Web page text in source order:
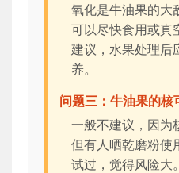
氧化是牛油果的大
可以尽快食用或真
建议，水果处理后
养。
问题三：牛油果的核
一般不建议，因为
但有人晒乾磨粉使
试过，觉得风险大。